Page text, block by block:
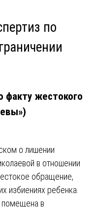
по
факту жестокого
о лишении
в отношении
обращение,
избиениях ребенка.
помещена в